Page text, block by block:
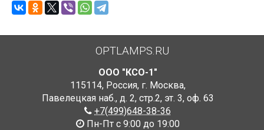
OPTLAMPS.RU
ООО "КСО-1"
115114, Россия, г. Москва,
Павелецкая наб., д. 2, стр.2, эт. 3, оф. 63
+7(499)648-38-36
Пн-Пт с 9:00 до 19:00